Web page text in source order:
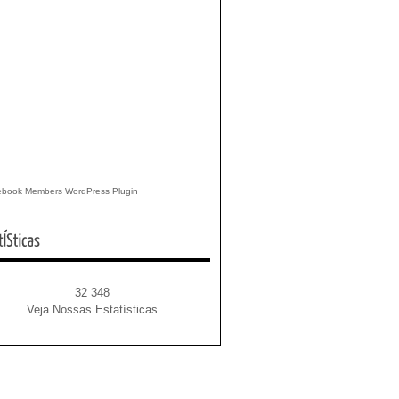
Members WordPress Plugin
32 348
Veja Nossas Estatísticas